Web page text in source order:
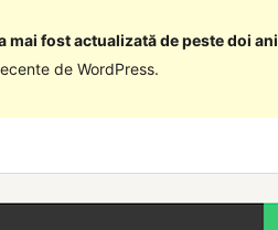
mai fost actualizată de peste doi ani
de WordPress.